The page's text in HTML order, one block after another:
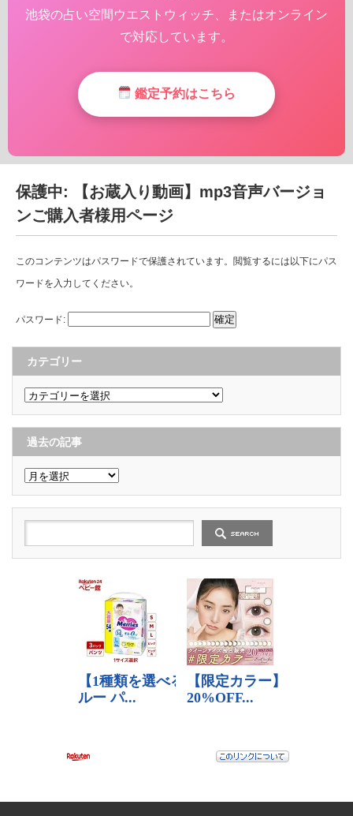
池袋の占い空間ウエストウィッチ、またはオンライン
で対応しています。
鑑定予約はこちら
保護中: 【お蔵入り動画】mp3音声バージョ
ンご購入者様用ページ
このコンテンツはパスワードで保護されています。閲覧するには以下にパス
ワードを入力してください。
パスワード:
カテゴリー
カ
テ
ゴ
リ
ー
過去の記事
過
去
の
記
事